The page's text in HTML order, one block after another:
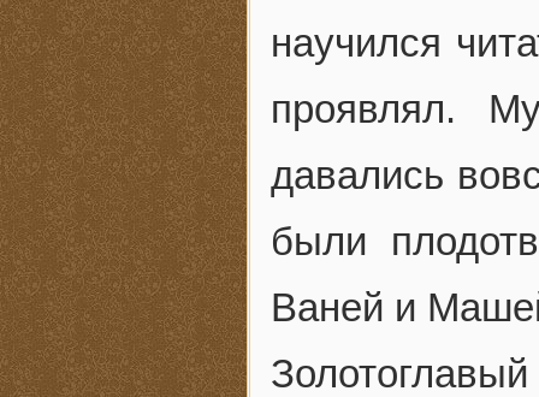
научился
проявлял.
давались
были
Ваней и